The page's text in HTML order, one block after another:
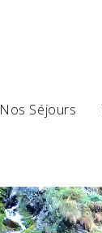
Nos Séjours